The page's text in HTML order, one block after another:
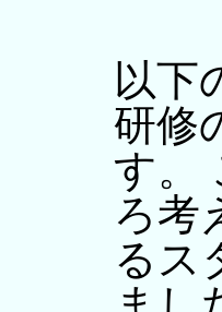
以下
研修
す。
ろ考
るス